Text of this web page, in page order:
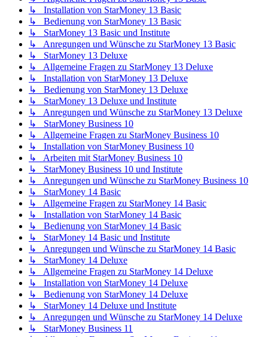
↳ Installation von StarMoney 13 Basic
↳ Bedienung von StarMoney 13 Basic
↳ StarMoney 13 Basic und Institute
↳ Anregungen und Wünsche zu StarMoney 13 Basic
↳ StarMoney 13 Deluxe
↳ Allgemeine Fragen zu StarMoney 13 Deluxe
↳ Installation von StarMoney 13 Deluxe
↳ Bedienung von StarMoney 13 Deluxe
↳ StarMoney 13 Deluxe und Institute
↳ Anregungen und Wünsche zu StarMoney 13 Deluxe
↳ StarMoney Business 10
↳ Allgemeine Fragen zu StarMoney Business 10
↳ Installation von StarMoney Business 10
↳ Arbeiten mit StarMoney Business 10
↳ StarMoney Business 10 und Institute
↳ Anregungen und Wünsche zu StarMoney Business 10
↳ StarMoney 14 Basic
↳ Allgemeine Fragen zu StarMoney 14 Basic
↳ Installation von StarMoney 14 Basic
↳ Bedienung von StarMoney 14 Basic
↳ StarMoney 14 Basic und Institute
↳ Anregungen und Wünsche zu StarMoney 14 Basic
↳ StarMoney 14 Deluxe
↳ Allgemeine Fragen zu StarMoney 14 Deluxe
↳ Installation von StarMoney 14 Deluxe
↳ Bedienung von StarMoney 14 Deluxe
↳ StarMoney 14 Deluxe und Institute
↳ Anregungen und Wünsche zu StarMoney 14 Deluxe
↳ StarMoney Business 11